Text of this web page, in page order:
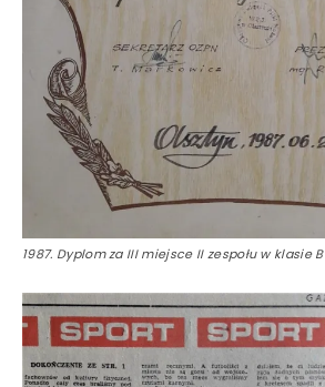
1987. Dyplom za III miejsce II zespołu w klasie B